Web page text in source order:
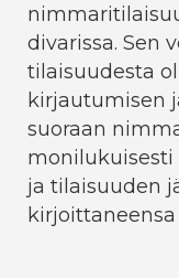
divarissa. Sen
tilaisuudesta
kirjautumisen
suoraan
monilukuisesti
ja tilaisuuden